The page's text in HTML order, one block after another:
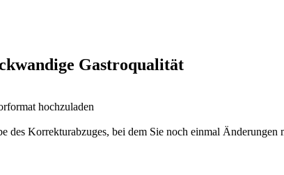
Gastroqualität
hochzuladen
Korrekturabzuges, bei dem Sie noch einmal Änderungen